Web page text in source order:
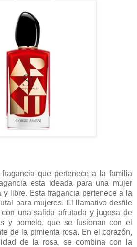
que pertenece a la familia
esta ideada para una mujer
y libre. Esta fragancia pertenece a la
para mujeres. El llamativo desfile
una salida afrutada y jugosa de
y pomelo, que se fusionan con el
de la pimienta rosa. En el corazón,
de la rosa, se combina con la